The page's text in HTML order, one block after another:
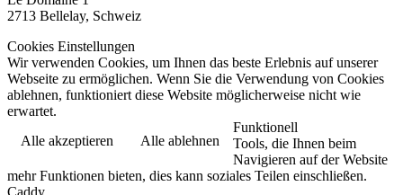
2713 Bellelay, Schweiz
Cookies Einstellungen
Wir verwenden Cookies, um Ihnen das beste Erlebnis auf unserer
Webseite zu ermöglichen. Wenn Sie die Verwendung von Cookies
ablehnen, funktioniert diese Website möglicherweise nicht wie
erwartet.
Alle akzeptieren
Alle ablehnen
Funktionell
Tools, die Ihnen beim
Navigieren auf der Website
mehr Funktionen bieten, dies kann soziales Teilen einschließen.